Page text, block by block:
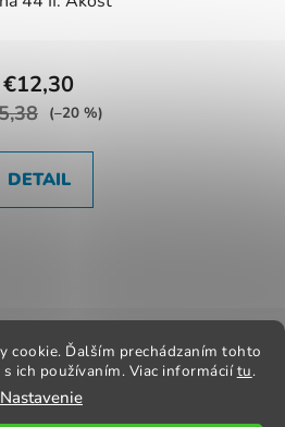
cookie. Ďalším prechádzaním tohto
ich používaním. Viac informáciítu.
Nastavenie
€12,30
(–20 %)
DETAIL
Odstúpenie od zmluvy
Obchodné podmienky